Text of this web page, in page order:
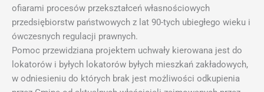
ofiarami procesów przekształceń własnościowych
przedsiębiorstw państwowych z lat 90-tych ubiegłego wieku i
ówczesnych regulacji prawnych.
Pomoc przewidziana projektem uchwały kierowana jest do
lokatorów i byłych lokatorów byłych mieszkań zakładowych,
w odniesieniu do których brak jest możliwości odkupienia